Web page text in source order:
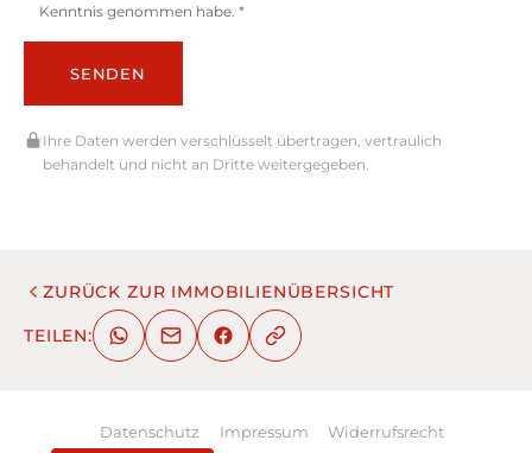
Kenntnis genommen habe. *
SENDEN
Ihre Daten werden verschlüsselt übertragen, vertraulich
behandelt und nicht an Dritte weitergegeben.
ZURÜCK ZUR IMMOBILIENÜBERSICHT
TEILEN:
Datenschutz Impressum Widerrufsrecht